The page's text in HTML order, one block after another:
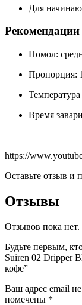
Для
Помол:
Пропорция:
Время
https://
Оставьте отзыв и
Отзывы
Отзывов пока нет.
Будьте первым,
Suiren 02 Dripper
кофе”
Ваш адрес email
помечены *